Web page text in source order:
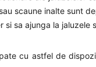
scaune inalte sunt
si sa ajunga la jaluzele
cu astfel de